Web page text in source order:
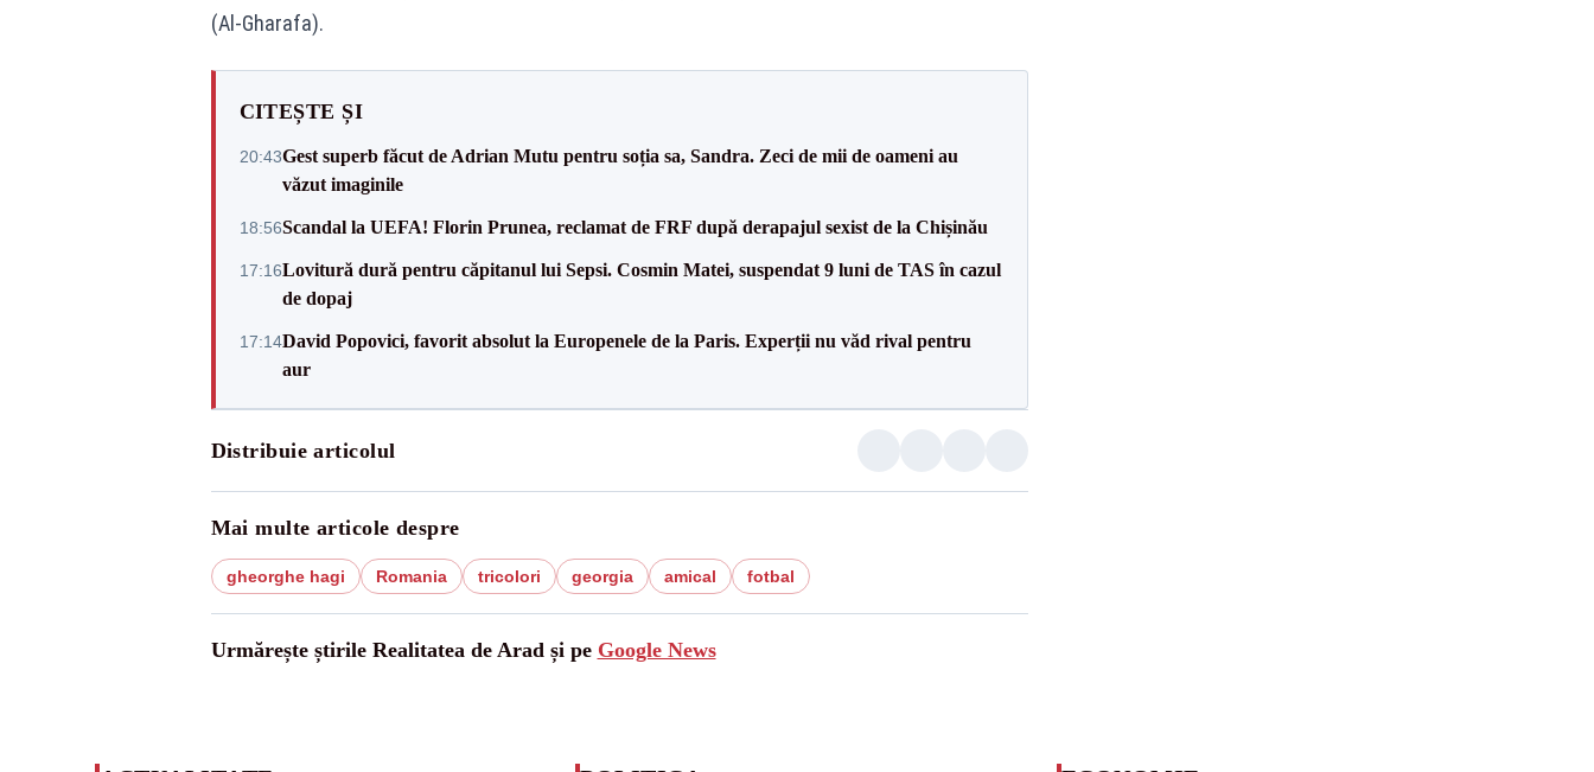
(Al-Gharafa).
CITEȘTE ȘI
20:43Gest superb făcut de Adrian Mutu pentru soția sa, Sandra. Zeci de mii de oameni au
văzut imaginile
18:56Scandal la UEFA! Florin Prunea, reclamat de FRF după derapajul sexist de la Chișinău
17:16Lovitură dură pentru căpitanul lui Sepsi. Cosmin Matei, suspendat 9 luni de TAS în cazul
de dopaj
17:14David Popovici, favorit absolut la Europenele de la Paris. Experții nu văd rival pentru
aur
Distribuie articolul
Mai multe articole despre
gheorghe hagi Romania tricolori georgia amical fotbal
Urmărește știrile Realitatea de Arad și pe Google News